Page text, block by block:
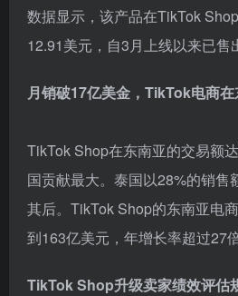
数据显示，该产品在TikTok
12.91美元，自3月上线以来已售
月销破17亿美金，TikTok电商
TikTok Shop在东南亚的交易额
国贡献最大。泰国以28%的销售
其后。TikTok Shop的东南亚电
到163亿美元，年增长率超过27倍
TikTok Shop升级卖家绩效评估